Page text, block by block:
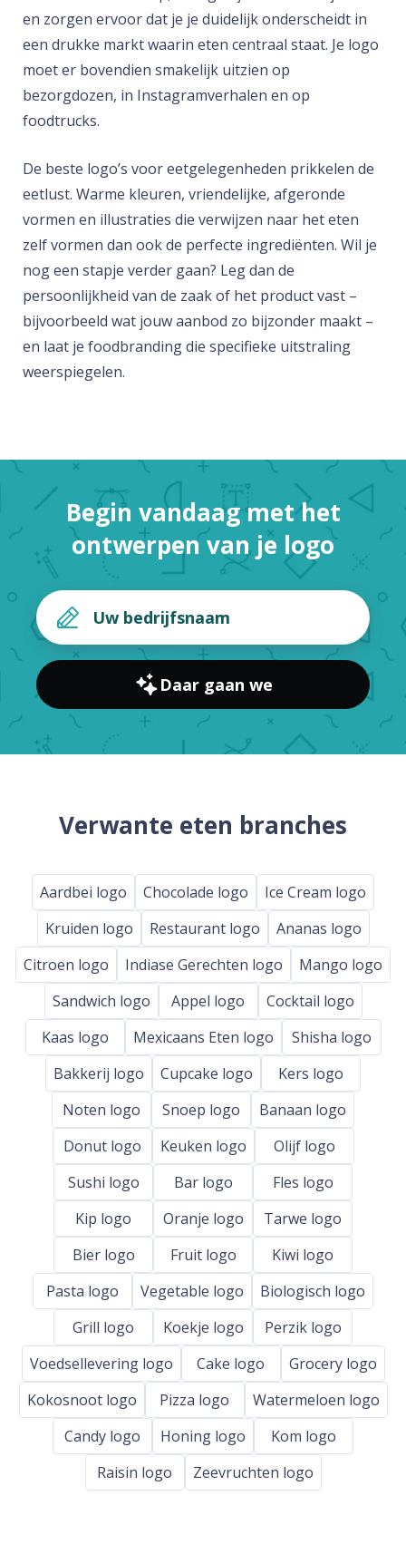
en zorgen ervoor dat je je duidelijk onderscheidt in
een drukke markt waarin eten centraal staat. Je logo
moet er bovendien smakelijk uitzien op
bezorgdozen, in Instagramverhalen en op
foodtrucks.
De beste logo’s voor eetgelegenheden prikkelen de
eetlust. Warme kleuren, vriendelijke, afgeronde
vormen en illustraties die verwijzen naar het eten
zelf vormen dan ook de perfecte ingrediënten. Wil je
nog een stapje verder gaan? Leg dan de
persoonlijkheid van de zaak of het product vast –
bijvoorbeeld wat jouw aanbod zo bijzonder maakt –
en laat je foodbranding die specifieke uitstraling
weerspiegelen.
Begin vandaag met het
ontwerpen van je logo
Daar gaan we
Verwante eten branches
Aardbei logo Chocolade logo
Ice Cream logo
Kruiden logo
Restaurant logo
Ananas logo
Citroen logo
Indiase Gerechten logo
Mango logo
Sandwich logo
Appel logo
Cocktail logo
Kaas logo
Mexicaans Eten logo
Shisha logo
Bakkerij logo
Cupcake logo
Kers logo
Noten logo
Snoep logo
Banaan logo
Donut logo
Keuken logo
Olijf logo
Sushi logo
Bar logo
Fles logo
Kip logo
Oranje logo
Tarwe logo
Bier logo
Fruit logo
Kiwi logo
Pasta logo
Vegetable logo
Biologisch logo
Grill logo
Koekje logo
Perzik logo
Voedsellevering logo
Cake logo
Grocery logo
Kokosnoot logo
Pizza logo
Watermeloen logo
Candy logo
Honing logo
Kom logo
Raisin logo
Zeevruchten logo